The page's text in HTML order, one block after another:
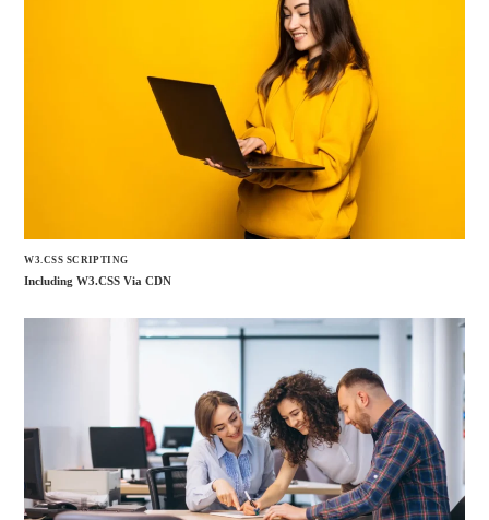
W3.CSS SCRIPTING
Including W3.CSS Via CDN